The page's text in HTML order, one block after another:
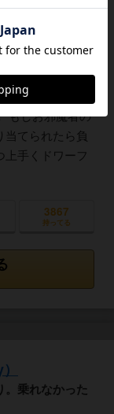
し、そのうち
順番にカードを
り当てる事がで
る人達の中に
もしお邪魔者の
当てられたら負
上手くドワーフ
3867
持ってる
乗れなかった